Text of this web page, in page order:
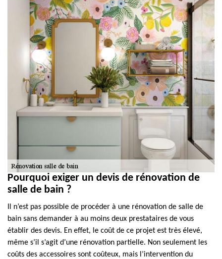
Pourquoi exiger un devis de rénovation de
salle de bain ?
Il n’est pas possible de procéder à une rénovation de salle de
bain sans demander à au moins deux prestataires de vous
établir des devis. En effet, le coût de ce projet est très élevé,
même s’il s’agit d’une rénovation partielle. Non seulement les
coûts des accessoires sont coûteux, mais l’intervention du